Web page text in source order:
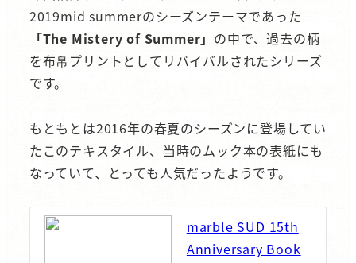
2019mid summerのシーズンテーマであった
「The Mistery of Summer」 の中で、過去の柄
を布帛プリントとしてリバイバルされたシリーズ
です。
もともとは2016年の春夏のシーズンに登場してい
たこのテキスタイル、当時のムック本の表紙にも
なっていて、とっても人気だったようです。
marble SUD 15th
Anniversary Book